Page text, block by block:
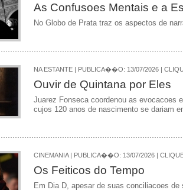
As Confusoes Mentais e a
No Globo de Prata traz os aspectos de
NA ESTANTE | PUBLICA��O: 13/07/2026 |
Ouvir de Quintana por Eles
Juarez Fonseca coordenou as evocacoes
cujos 120 anos de nascimento se dariam
CINEMANIA | PUBLICA��O: 13/07/2026 |
Os Feiticos do Tempo
Em Dia D, apesar de suas conciliacoes